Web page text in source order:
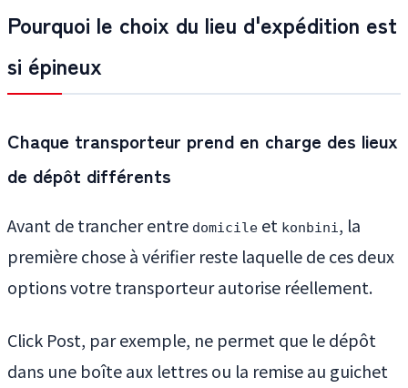
Pourquoi le choix du lieu d'expédition est
si épineux
Chaque transporteur prend en charge des lieux
de dépôt différents
Avant de trancher entre domicile et konbini , la
première chose à vérifier reste laquelle de ces deux
options votre transporteur autorise réellement.
Click Post, par exemple, ne permet que le dépôt
dans une boîte aux lettres ou la remise au guichet